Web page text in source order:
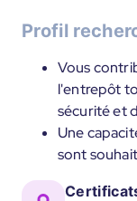
Profil
Vous
l'entrepôt
sécurité et
Une
sont